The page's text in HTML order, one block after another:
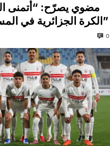
مضوي يصرّح: “أتمنى
الكرة الجزائرية في المسابقات القارية”
0